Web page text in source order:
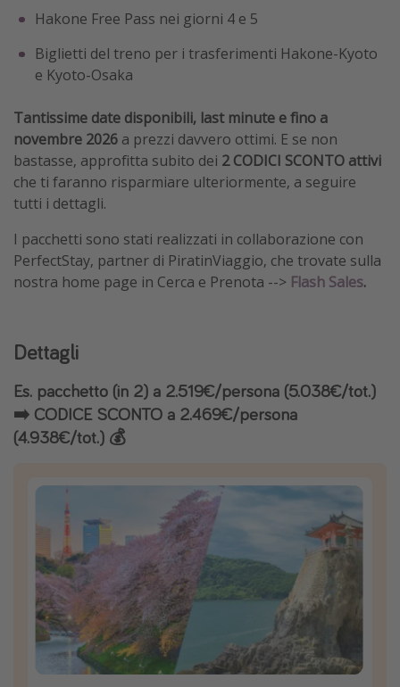
Hakone Free Pass nei giorni 4 e 5
Biglietti del treno per i trasferimenti Hakone-Kyoto
e Kyoto-Osaka
Tantissime date disponibili, last minute efino a
novembre 2026 a prezzi davvero ottimi. E se non
bastasse, approfitta subito dei 2 CODICI SCONTO attivi
che ti faranno risparmiare ulteriormente, a seguire
tutti i dettagli.
I pacchetti sono stati realizzati in collaborazione con
PerfectStay, partner di PiratinViaggio, che trovate sulla
nostra home page in Cerca e Prenota --> Flash Sales.
Dettagli
Es. pacchetto (in 2) a 2.519€/persona (5.038€/tot.)
➡️ CODICE SCONTO a 2.469€/persona
(4.938€/tot.) 💰